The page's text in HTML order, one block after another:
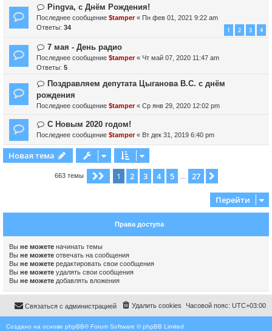
Pingva, с Днём Рождения!
Последнее сообщение $tamper« Пн фев 01, 2021 9:22 am
Ответы: 34 1 2 3 4
7 мая - День радио
Последнее сообщение $tamper« Чт май 07, 2020 11:47 am
Ответы: 5
Поздравляем депутата Цыганова В.С. с днём
рождения
Последнее сообщение $tamper« Ср янв 29, 2020 12:02 pm
С Новым 2020 годом!
Последнее сообщение $tamper« Вт дек 31, 2019 6:40 pm
Новая тема
663 темы Страница из 27
1 2 3 4 5 27
Перейти
Права доступа
Вы не можете начинать темы
Вы не можете отвечать на сообщения
Вы не можете редактировать свои сообщения
Вы не можете удалять свои сообщения
Вы не можете добавлять вложения
Часовой пояс: UTC+03:00
Удалить cookies
Связаться с администрацией
Создано на основе phpBB® Forum Software © phpBB Limited